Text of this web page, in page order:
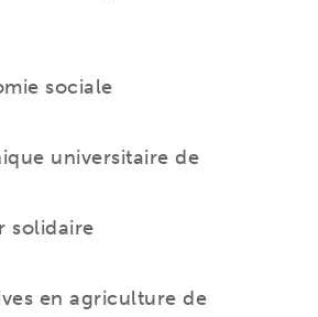
sociale
universitaire de
solidaire
en agriculture de